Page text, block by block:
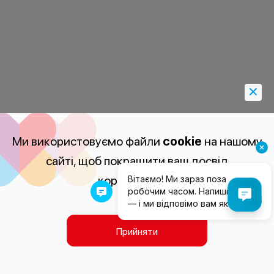
Ми використовуємо файли cookie на нашому
сайті, щоб покращити ваш досвід
користування.
Прийняти